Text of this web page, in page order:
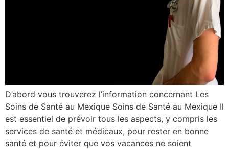
D’abord vous trouverez l’information concernant Les
Soins de Santé au Mexique Soins de Santé au Mexique Il
est essentiel de prévoir tous les aspects, y compris les
services de santé et médicaux, pour rester en bonne
santé et pour éviter que vos vacances ne soient